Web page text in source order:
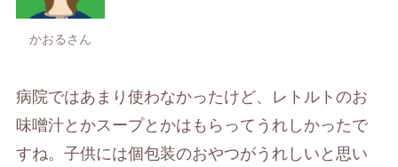
かおるさん
病院ではあまり使わなかったけど、レトルトのお
味噌汁とかスープとかはもらってうれしかったで
すね。子供には個包装のおやつがうれしいと思い